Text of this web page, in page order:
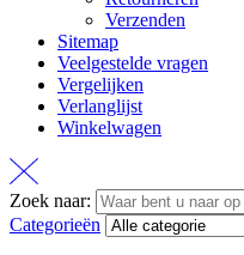
Verzenden
Sitemap
Veelgestelde vragen
Vergelijken
Verlanglijst
Winkelwagen
Zoek naar:
Categorieën